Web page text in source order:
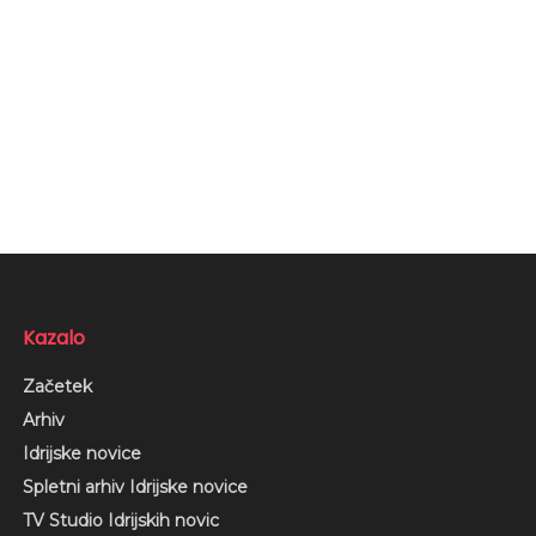
Kazalo
Začetek
Arhiv
Idrijske novice
Spletni arhiv Idrijske novice
TV Studio Idrijskih novic